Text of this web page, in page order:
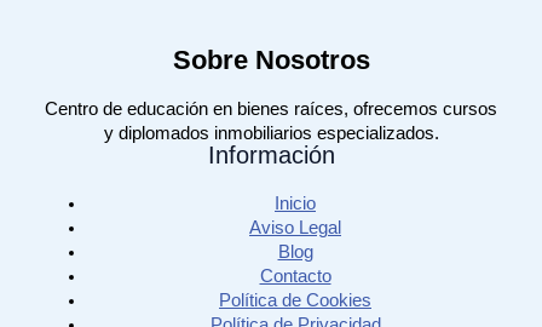
Sobre Nosotros
Centro de educación en bienes raíces, ofrecemos cursos
y diplomados inmobiliarios especializados.
Información
Inicio
Aviso Legal
Blog
Contacto
Política de Cookies